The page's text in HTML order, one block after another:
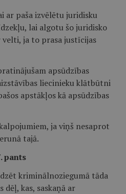
ar paša izvēlētu juridisku
lai algotu šo juridisko
ja to prasa justīcijas
apsūdzības
liecinieku klātbūtni
apstākļos kā apsūdzības
ja viņš nesaprot
tajā.
pants
kriminālnoziegumā tāda
kas, saskaņā ar